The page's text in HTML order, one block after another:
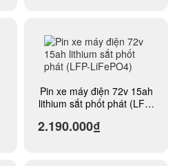
Pin xe máy điện 72v 15ah
lithium sắt phốt phát (LFP-
2.190.000₫